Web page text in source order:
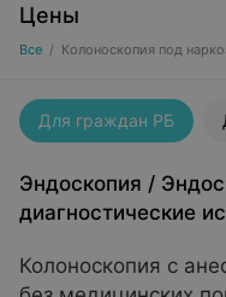
Цены
Все / Колоноскопия под
Для граждан РБ
Эндоскопия /
диагностические
Колоноскопия с